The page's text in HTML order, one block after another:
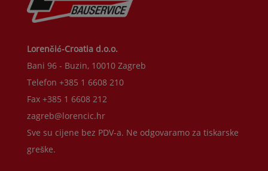
Lorenčić-Croatia d.o.o.
Bani 96 - Buzin, 10010 Zagreb
Telefon +385 1 6608 210
Fax +385 1 6608 212
zagreb@lorencic.hr
Sve su cijene bez PDV-a. Ne odgovaramo za tiskarske
greške.